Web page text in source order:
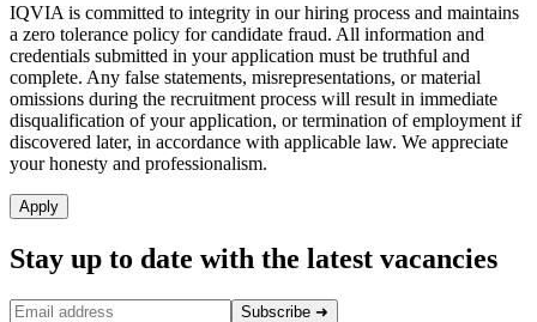
IQVIA is committed to integrity in our hiring process and maintains
a zero tolerance policy for candidate fraud. All information and
credentials submitted in your application must be truthful and
complete. Any false statements, misrepresentations, or material
omissions during the recruitment process will result in immediate
disqualification of your application, or termination of employment if
discovered later, in accordance with applicable law. We appreciate
your honesty and professionalism.
Apply
Stay up to date with the latest vacancies
Subscribe ➜